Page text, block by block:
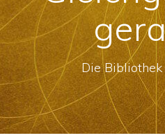
Die